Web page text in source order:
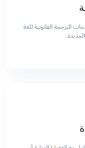
الترجمة القانونية للغة